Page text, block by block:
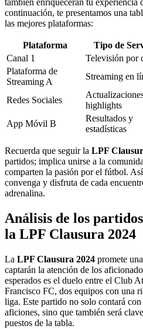
también enriquecerán tu experiencia
continuación, te presentamos una
las mejores plataformas:
Plataforma Tipo de
Canal 1
Televisión por
Plataforma de
Streaming A
Streaming en
Redes Sociales
highlights
App Móvil B
Resultados y
estadísticas
Recuerda que seguir la LPF
partidos; implica unirse a la
comparten la pasión por el fútbol.
convenga y disfruta de cada
adrenalina.
Análisis de los
la LPF Clausura 2024
La LPF Clausura 2024 promete
captarán la atención de los
esperados es el duelo entre el Club
Francisco FC, dos equipos con una
liga. Este partido no solo contará
aficiones, sino que también será
puestos de la tabla.